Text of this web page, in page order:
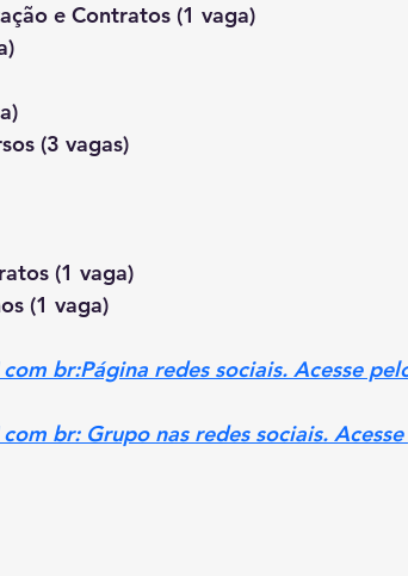
e Contratos (1 vaga)
(3 vagas)
(1 vaga)
(1 vaga)
br:Página redes sociais. Acesse
br: Grupo nas redes sociais.